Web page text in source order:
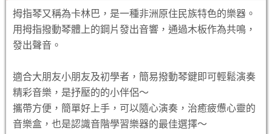
拇指琴又稱為卡林巴，是一種非洲原住民族特色的樂器。
用拇指撥動琴體上的鋼片發出音響，通過木板作為共鳴，
發出聲音。
適合大朋友小朋友及初學者，簡易撥動琴鍵即可輕鬆演奏
精彩音樂，是抒壓的的小伴侶～
攜帶方便，簡單好上手，可以隨心演奏，治癒疲憊心靈的
音樂盒，也是認識音階學習樂器的最佳選擇～